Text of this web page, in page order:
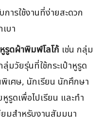
รใช้งานที่ง่ายสะดวก
บา
หูรูดผ้าพิมพ์โลโก้ เช่น กลุ่ม
มวัยรุ่นที่ใช้กระเป๋าหูรูด
เศษ, นักเรียน นักศึกษา
รูดเพื่อไปเรียน และทำ
ยมสำหรับงานสัมมนา